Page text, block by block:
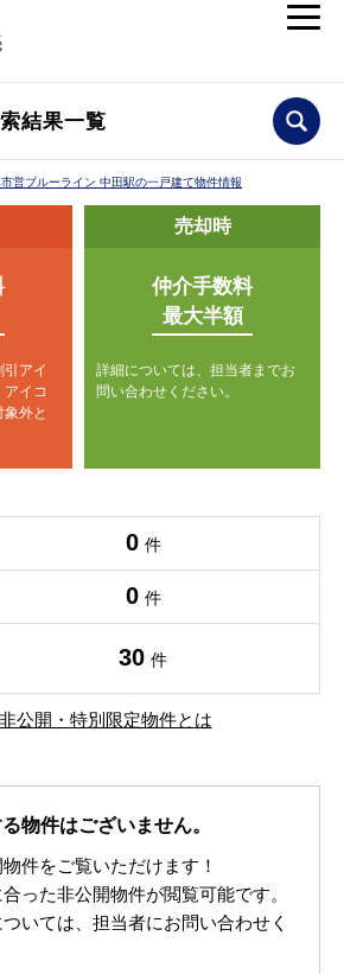
結果一覧
営ブルーライン 中田駅の一戸建て物件情報
アイ
アイコ
外と
売却時
仲介手数料
最大半額
詳細については、担当者までお
問い合わせください。
0 件
0 件
30 件
公開・特別限定物件とは
物件はございません。
件をご覧いただけます！
った非公開物件が閲覧可能です。
いては、担当者にお問い合わせく